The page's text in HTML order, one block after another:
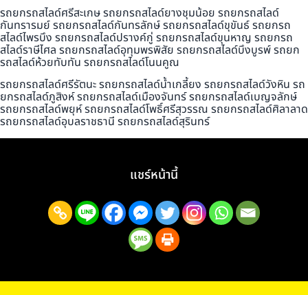
รถยกรถสไลด์ศรีสะเกษ รถยกรถสไลด์ยางชุมน้อย รถยกรถสไลด์
กันทรารมย์ รถยกรถสไลด์กันทรลักษ์ รถยกรถสไลด์ขุขันธ์ รถยกรถ
สไลด์ไพรบึง รถยกรถสไลด์ปรางค์กู่ รถยกรถสไลด์ขุนหาญ รถยกรถ
สไลด์ราษีไศล รถยกรถสไลด์อุทุมพรพิสัย รถยกรถสไลด์บึงบูรพ์ รถยก
รถสไลด์ห้วยทับทัน รถยกรถสไลด์โนนคูณ
รถยกรถสไลด์ศรีรัตนะ รถยกรถสไลด์น้ำเกลี้ยง รถยกรถสไลด์วังหิน รถ
ยกรถสไลด์ภูสิงห์ รถยกรถสไลด์เมืองจันทร์ รถยกรถสไลด์เบญจลักษ์
รถยกรถสไลด์พยุห์ รถยกรถสไลด์โพธิ์ศรีสุวรรณ รถยกรถสไลด์ศิลาลาด
รถยกรถสไลด์อุบลราชธานี รถยกรถสไลด์สุรินทร์
แชร์หน้านี้